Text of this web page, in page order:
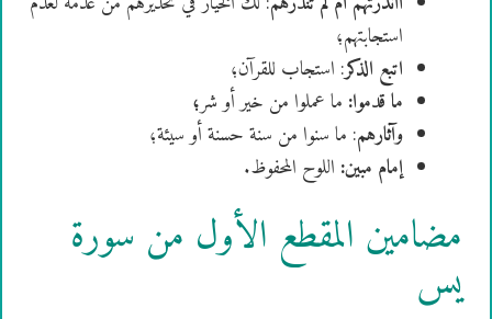
استجابتهم؛
اتبع الذكر: استجاب للقرآن؛
ما قدموا: ما عملوا من خير أو شر؛
وآثارهم: ما سنوا من سنة حسنة أو سيئة؛
إمام مبين: اللوح المحفوظ.
مضامين المقطع الأول من سورة
يس